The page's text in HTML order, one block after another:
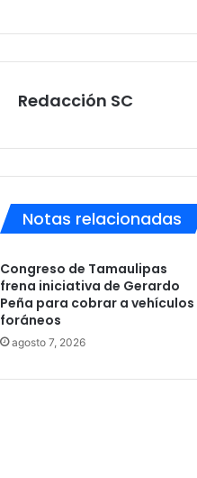
Redacción SC
Notas relacionadas
Congreso de Tamaulipas
frena iniciativa de Gerardo
Peña para cobrar a vehículos
foráneos
agosto 7, 2026